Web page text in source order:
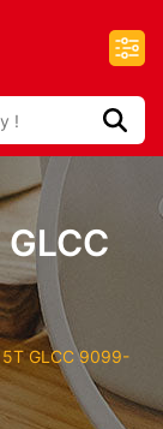
5T GLCC 9099-